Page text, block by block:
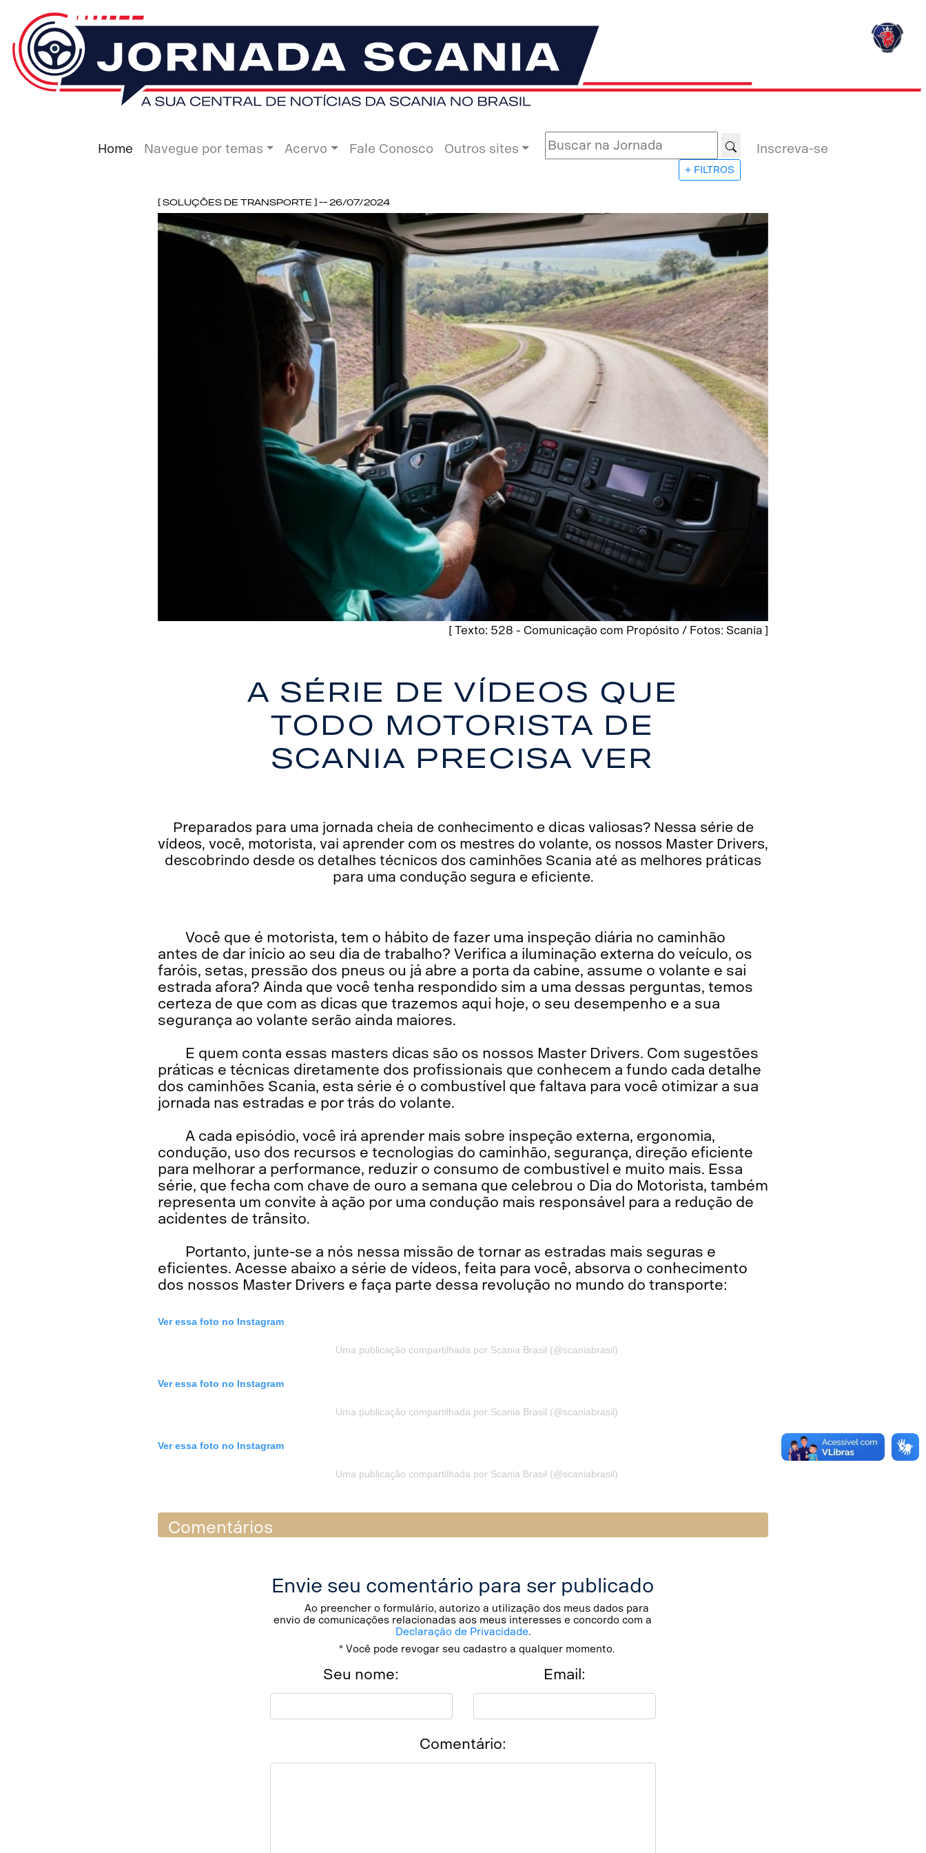
Home Navegue por temas Acervo Fale Conosco Outros sites
+ FILTROS
Inscreva-se
[ Soluções de Transporte ] -- 26/07/2024
[ Texto: 528 - Comunicação com Propósito / Fotos: Scania ]
A série de vídeos que
todo motorista de
Scania precisa ver
Preparados para uma jornada cheia de conhecimento e dicas valiosas? Nessa série de
vídeos, você, motorista, vai aprender com os mestres do volante, os nossos Master Drivers,
descobrindo desde os detalhes técnicos dos caminhões Scania até as melhores práticas
para uma condução segura e eficiente.
Você que é motorista, tem o hábito de fazer uma inspeção diária no caminhão
antes de dar início ao seu dia de trabalho? Verifica a iluminação externa do veículo, os
faróis, setas, pressão dos pneus ou já abre a porta da cabine, assume o volante e sai
estrada afora? Ainda que você tenha respondido sim a uma dessas perguntas, temos
certeza de que com as dicas que trazemos aqui hoje, o seu desempenho e a sua
segurança ao volante serão ainda maiores.
E quem conta essas masters dicas são os nossos Master Drivers. Com sugestões
práticas e técnicas diretamente dos profissionais que conhecem a fundo cada detalhe
dos caminhões Scania, esta série é o combustível que faltava para você otimizar a sua
jornada nas estradas e por trás do volante.
A cada episódio, você irá aprender mais sobre inspeção externa, ergonomia,
condução, uso dos recursos e tecnologias do caminhão, segurança, direção eficiente
para melhorar a performance, reduzir o consumo de combustível e muito mais. Essa
série, que fecha com chave de ouro a semana que celebrou o Dia do Motorista, também
representa um convite à ação por uma condução mais responsável para a redução de
acidentes de trânsito.
Portanto, junte-se a nós nessa missão de tornar as estradas mais seguras e
eficientes. Acesse abaixo a série de vídeos, feita para você, absorva o conhecimento
dos nossos Master Drivers e faça parte dessa revolução no mundo do transporte:
Ver essa foto no Instagram
Uma publicação compartilhada por Scania Brasil (@scaniabrasil)
Ver essa foto no Instagram
Uma publicação compartilhada por Scania Brasil (@scaniabrasil)
Ver essa foto no Instagram
Uma publicação compartilhada por Scania Brasil (@scaniabrasil)
Comentários
Envie seu comentário para ser publicado
Ao preencher o formulário, autorizo a utilização dos meus dados para
envio de comunicações relacionadas aos meus interesses e concordo com a
Declaração de Privacidade.
* Você pode revogar seu cadastro a qualquer momento.
Seu nome: Email:
Comentário: